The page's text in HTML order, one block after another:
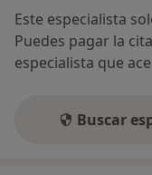
Este especialista
Puedes pagar la
especialista que
Buscar